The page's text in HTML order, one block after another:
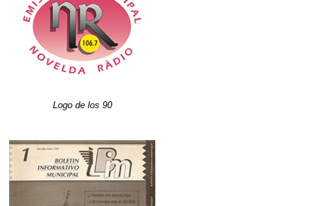
Logo de los 90